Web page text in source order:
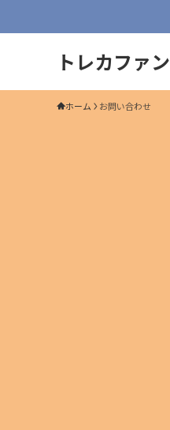
トレカファン
ホーム お問い合わせ